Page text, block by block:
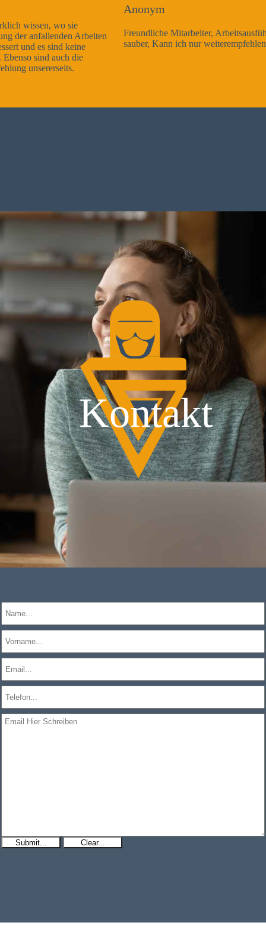
Freundliche Mitarbeiter, Arbeitsausführung sehr gut und sehr
sauber, Kann ich nur weiterempfehlen
Kontakt
Submit... Clear...